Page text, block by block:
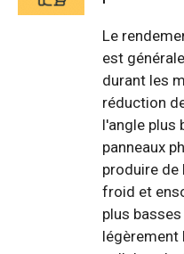
Le
est
durant les
réduction
l'angle plus
panneaux
produire
froid et
plus
légèrement